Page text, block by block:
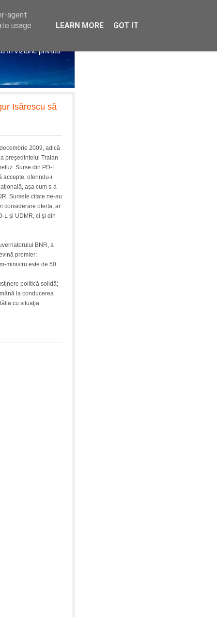
în viziune privată
Isărescu să
2009, adică
preşedintelui Traian
Surse din PD-L
accepte, oferindu-i
aşa cum s-a
Sursele citate ne-au
considerare oferta, ar
L şi UDMR, ci şi din
BNR, a
premier:
ministru este de 50
politică solidă;
la conducerea
cu situaţia
agent
usage
LEARN MORE GOT IT